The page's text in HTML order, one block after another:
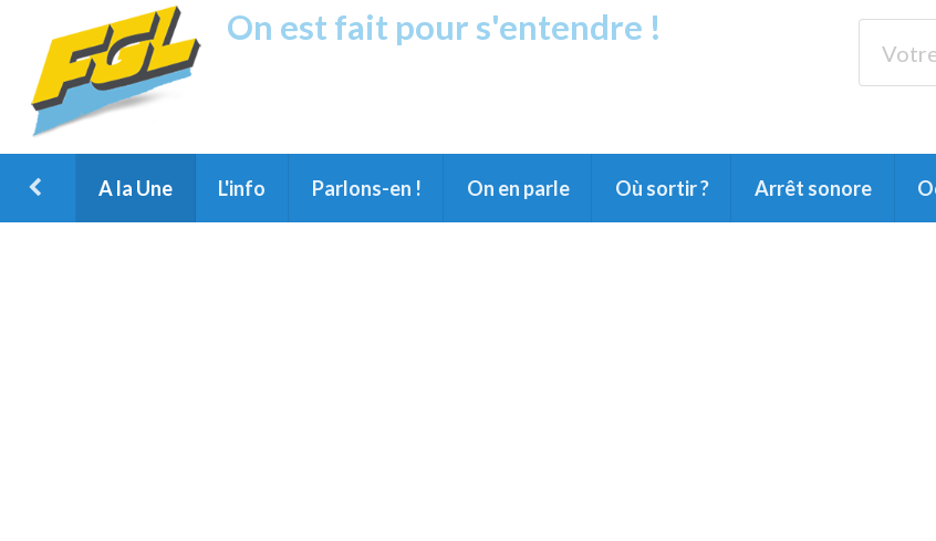
On est fait pour s'entendre !
A la Une L'info Parlons-en ! On en parle Où sortir ? Arrêt sonore